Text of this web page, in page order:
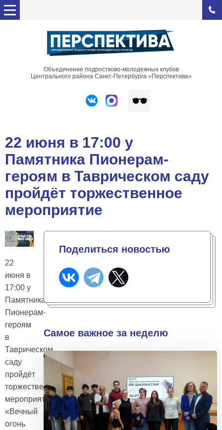
Объединение подростково-молодежных клубов
Центрального района Санкт-Петербурга «Перспектива»
22 июня в 17:00 у
Памятника Пионерам-
героям в Таврическом саду
пройдёт торжественное
мероприятие
22
июня в
17:00 у
Памятника
Пионерам-
героям
в
Таврическом
саду
пройдёт
торжественное
мероприятие
«Вечный
огонь
Поделиться новостью
Самое важное за неделю